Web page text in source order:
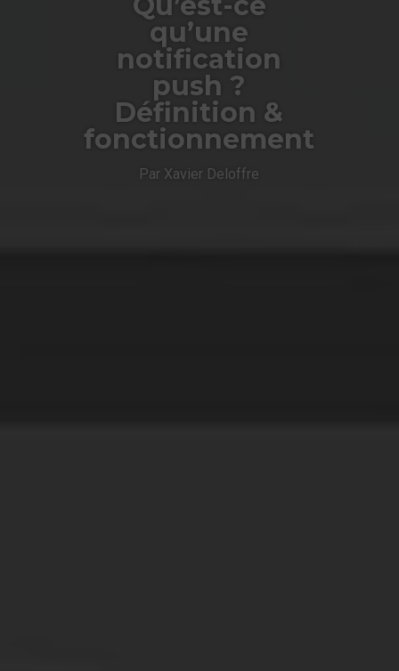
qu’une
notification
push ?
Définition &
fonctionnement
Par Xavier Deloffre